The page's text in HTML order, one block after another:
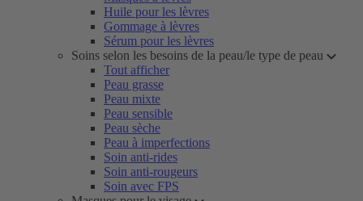
Huile pour les lèvres
Gommage à lèvres
Sérum pour les lèvres
Soins selon les besoins de la peau/le type de peau
Tout afficher
Peau grasse
Peau mixte
Peau sensible
Peau sèche
Peau à imperfections
Soin anti-rides
Soin anti-rougeurs
Soin avec FPS